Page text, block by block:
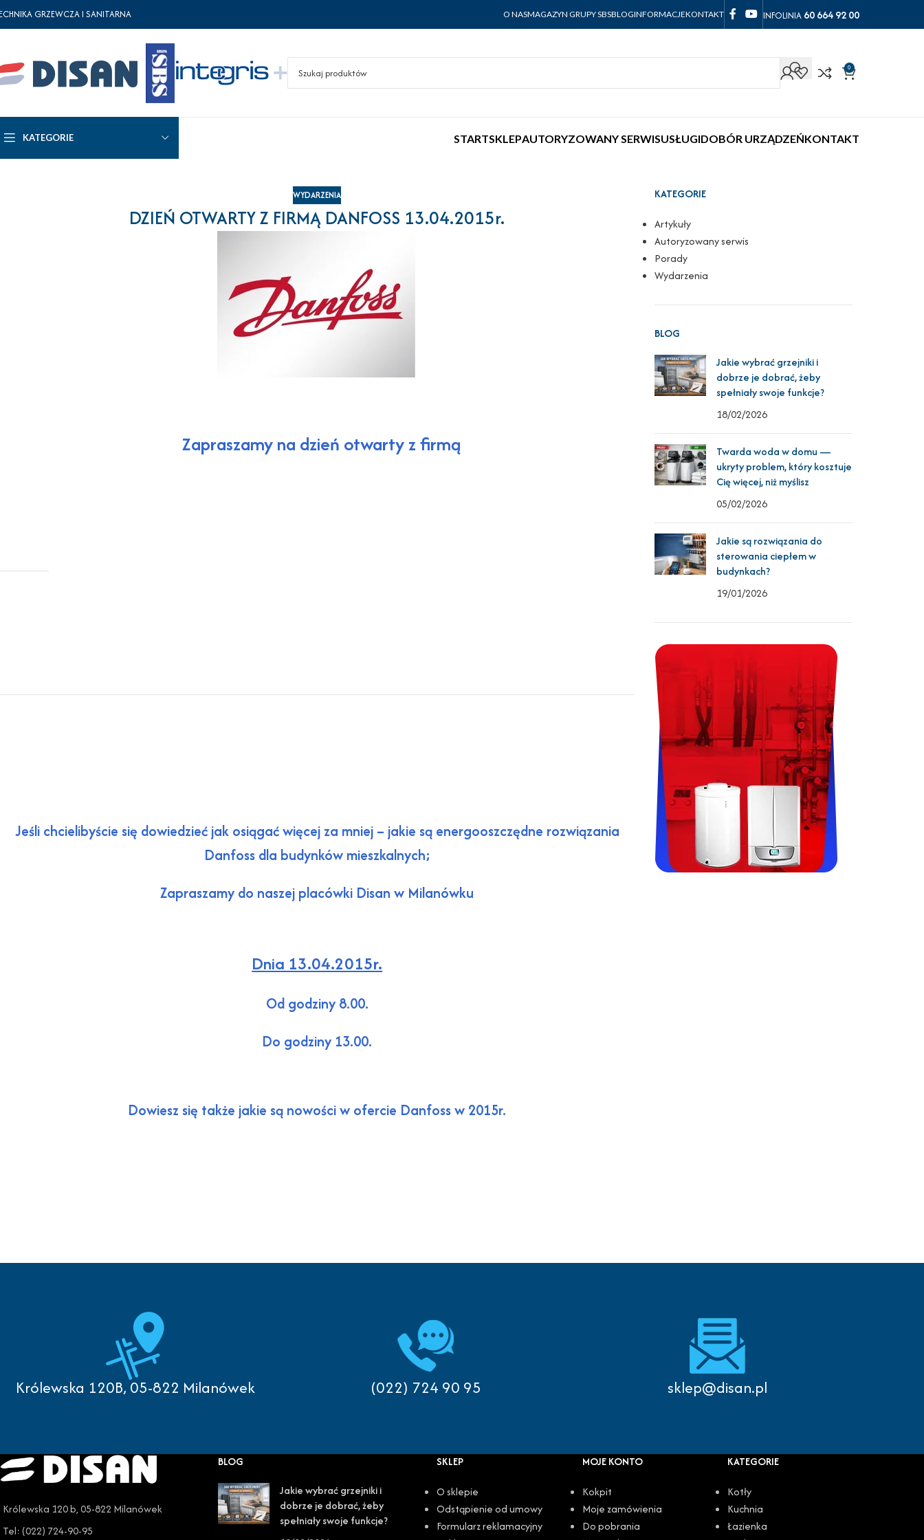
GRZEWCZA I SANITARNA O NASMAGAZYN GRUPY SBSBLOGINFORMACJEKONTAKT INFOLINIA 60 664 92 00
0
KATEGORIE STARTSKLEPAUTORYZOWANY SERWISUSŁUGIDOBÓR URZĄDZEŃKONTAKT
WYDARZENIA
DZIEŃ OTWARTY Z FIRMĄ DANFOSS 13.04.2015r.
Zapraszamy na dzień otwarty z firmą
Jeśli chcielibyście się dowiedzieć jak osiągać więcej za mniej – jakie są energooszczędne rozwiązania
Danfoss dla budynków mieszkalnych;
Zapraszamy do naszej placówki Disan w Milanówku
Dnia 13.04.2015r.
Od godziny 8.00.
Do godziny 13.00.
Dowiesz się także jakie są nowości w ofercie Danfoss w 2015r.
KATEGORIE
Artykuły
Autoryzowany serwis
Porady
Wydarzenia
BLOG
Jakie wybrać grzejniki i
dobrze je dobrać, żeby
spełniały swoje funkcje?
18/02/2026
Twarda woda w domu —
ukryty problem, który kosztuje
Cię więcej, niż myślisz
05/02/2026
Jakie są rozwiązania do
sterowania ciepłem w
budynkach?
19/01/2026
Królewska 120B, 05-822 Milanówek (022) 724 90 95 sklep@disan.pl
Królewska 120 b, 05-822 Milanówek
Tel: (022) 724-90-95
BLOG
Jakie wybrać grzejniki i
dobrze je dobrać, żeby
spełniały swoje funkcje?
SKLEP
O sklepie
Odstąpienie od umowy
Formularz reklamacyjny
MOJE KONTO
Kokpit
Moje zamówienia
Do pobrania
KATEGORIE
Kotły
Kuchnia
Łazienka